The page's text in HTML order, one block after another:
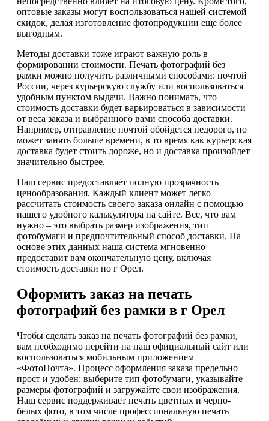
оптовые заказы могут воспользоваться нашей системой
скидок, делая изготовление фотопродукции еще более
выгодным.
Методы доставки тоже играют важную роль в
формировании стоимости. Печать фотографий без
рамки можно получить различными способами: почтой
России, через курьерскую службу или воспользоваться
удобным пунктом выдачи. Важно понимать, что
стоимость доставки будет варьироваться в зависимости
от веса заказа и выбранного вами способа доставки.
Например, отправление почтой обойдется недорого, но
может занять больше времени, в то время как курьерская
доставка будет стоить дороже, но и доставка произойдет
значительно быстрее.
Наш сервис предоставляет полную прозрачность
ценообразования. Каждый клиент может легко
рассчитать стоимость своего заказа онлайн с помощью
нашего удобного калькулятора на сайте. Все, что вам
нужно – это выбрать размер изображения, тип
фотобумаги и предпочтительный способ доставки. На
основе этих данных наша система мгновенно
предоставит вам окончательную цену, включая
стоимость доставки по г Орел.
Оформить заказ на печать
фотографий без рамки в г Орел
Чтобы сделать заказ на печать фотографий без рамки,
вам необходимо перейти на наш официальный сайт или
воспользоваться мобильным приложением
«ФотоПочта». Процесс оформления заказа предельно
прост и удобен: выберите тип фотобумаги, указывайте
размеры фотографий и загружайте свои изображения.
Наш сервис поддерживает печать цветных и черно-
белых фото, в том числе профессиональную печать